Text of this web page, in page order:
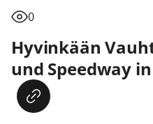
0
Hyvinkään
und Speedway